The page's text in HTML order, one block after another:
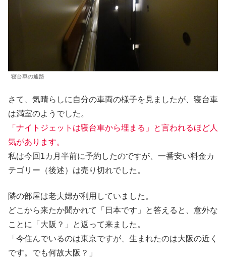
寝台車の通路
さて、気晴らしに自分の車両の様子を見ましたが、寝台車
は満室のようでした。
「ナイトジェットは寝台車から埋まる」と言われるほど人
気があります。
私は今回1カ月半前に予約したのですが、一番安い料金カ
テゴリー（後述）は売り切れでした。
隣の部屋は老夫婦が利用していました。
どこから来たか聞かれて「日本です」と答えると、意外な
ことに「大阪？」と返って来ました。
「今住んでいるのは東京ですが、生まれたのは大阪の近く
です。でも何故大阪？」